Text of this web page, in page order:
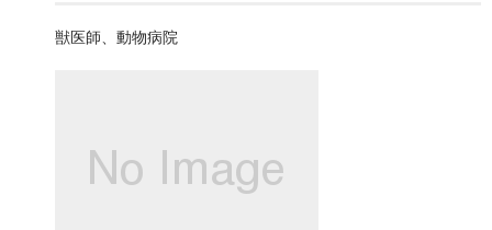
志木市
新座市
獣医師、動物病院